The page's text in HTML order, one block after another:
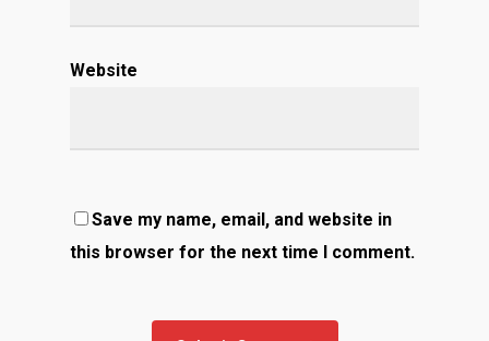
Website
Save my name, email, and website in
this browser for the next time I comment.